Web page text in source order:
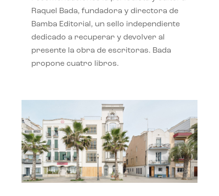
Raquel Bada, fundadora y directora de
Bamba Editorial, un sello independiente
dedicado a recuperar y devolver al
presente la obra de escritoras. Bada
propone cuatro libros.